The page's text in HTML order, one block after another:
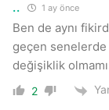
.. 1 ay önce
Ben de aynı
geçen
değişiklik
2